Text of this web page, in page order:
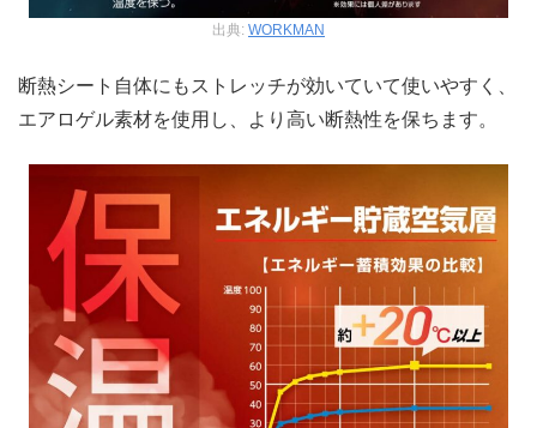
出典: WORKMAN
断熱シート自体にもストレッチが効いていて使いやすく、
エアロゲル素材を使用し、より高い断熱性を保ちます。